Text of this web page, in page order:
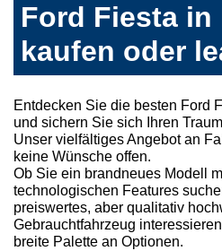
Ford Fiesta in
kaufen oder
Entdecken Sie die besten Ford
und sichern Sie sich Ihren
Unser vielfältiges Angebot an
keine Wünsche offen.
Ob Sie ein brandneues Modell
technologischen Features
preiswertes, aber qualitativ
Gebrauchtfahrzeug
breite Palette an Optionen.